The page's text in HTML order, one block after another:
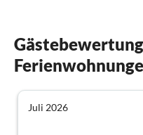
Juli 2026